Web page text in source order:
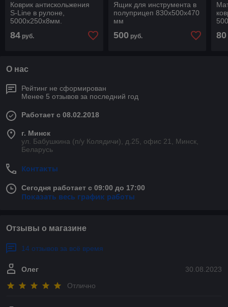
Коврик антискольжения
S-Line в рулоне,
5000х250х8мм.
84 руб.
Ящик для инструмента в
полуприцеп 830х500х470
мм
500руб. 80
О нас
Рейтинг не сформирован
Менее 5 отзывов за последний год
Работает с 08.02.2018
г. Минск
ул. Бабушкина (п/у Колядичи), д.25, офис 21, Минск,
Беларусь
Контакты
Сегодня работает с 09:00 до 17:00
Показать весь график работы
Отзывы о магазине
14 отзывов за всё время
30.08.2023
Олег
Отлично